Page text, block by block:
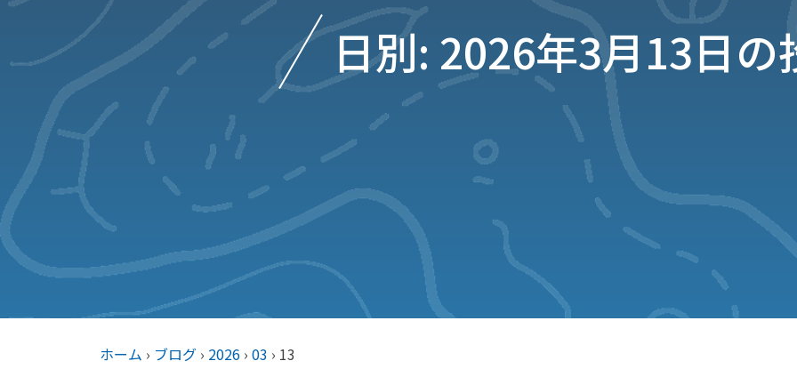
日別: 2026年3月13日の
ホーム › ブログ › 2026 › 03 › 13